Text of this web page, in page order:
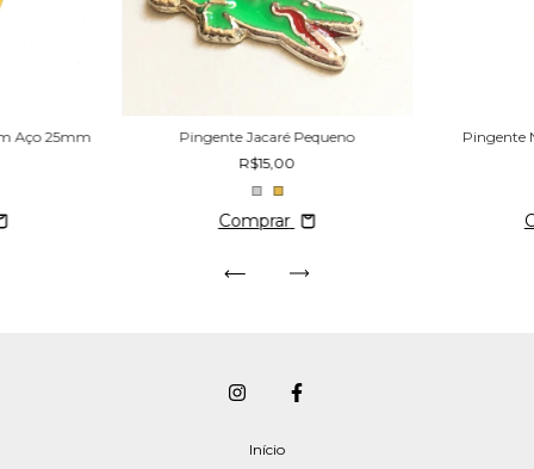
Aço 25mm
Pingente Jacaré Pequeno
R$15,00
Comprar
Pingente
Início